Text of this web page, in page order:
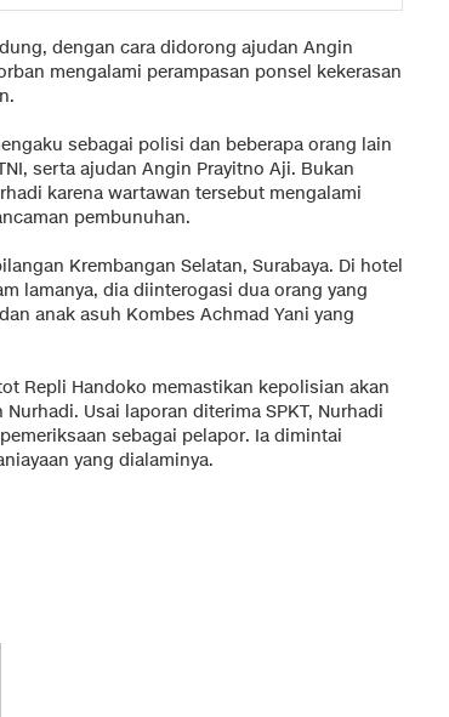
dengan cara didorong ajudan Angin
mengalami perampasan ponsel kekerasan
sebagai polisi dan beberapa orang lain
serta ajudan Angin Prayitno Aji. Bukan
karena wartawan tersebut mengalami
pembunuhan.
Krembangan Selatan, Surabaya. Di hotel
lamanya, dia diinterogasi dua orang yang
anak asuh Kombes Achmad Yani yang
Repli Handoko memastikan kepolisian akan
Usai laporan diterima SPKT, Nurhadi
sebagai pelapor. Ia dimintai
yang dialaminya.